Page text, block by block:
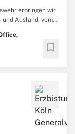
erbringen wir
Ausland, vom
der
bookmark